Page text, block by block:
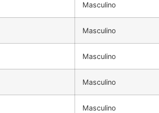
Masculino
Masculino
Masculino
Masculino
Masculino